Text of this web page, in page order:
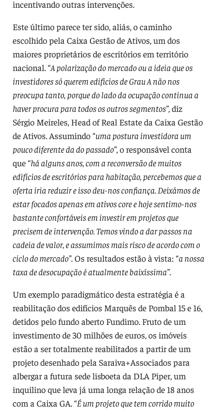
incentivando outras intervenções.
Este último parece ter sido, aliás, o caminho
escolhido pela Caixa Gestão de Ativos, um dos
maiores proprietários de escritórios em território
nacional. “A polarização do mercado ou a ideia que os
investidores só querem edifícios de Grau A não nos
preocupa tanto, porque do lado da ocupação continua a
haver procura para todos os outros segmentos”, diz
Sérgio Meireles, Head of Real Estate da Caixa Gestão
de Ativos. Assumindo “uma postura investidora um
pouco diferente da do passado”, o responsável conta
que “há alguns anos, com a reconversão de muitos
edifícios de escritórios para habitação, percebemos que a
oferta iria reduzir e isso deu-nos confiança. Deixámos de
estar focados apenas em ativos core e hoje sentimo-nos
bastante confortáveis em investir em projetos que
precisem de intervenção. Temos vindo a dar passos na
cadeia de valor, e assumimos mais risco de acordo com o
ciclo do mercado”. Os resultados estão à vista: “a nossa
taxa de desocupação é atualmente baixíssima”.
Um exemplo paradigmático desta estratégia é a
reabilitação dos edifícios Marquês de Pombal 15 e 16,
detidos pelo fundo aberto Fundimo. Fruto de um
investimento de 30 milhões de euros, os imóveis
estão a ser totalmente reabilitados a partir de um
projeto desenhado pela Saraiva+Associados para
albergar a futura sede lisboeta da DLA Piper, um
inquilino que leva já uma longa relação de 18 anos
com a Caixa GA. “É um projeto que tem corrido muito